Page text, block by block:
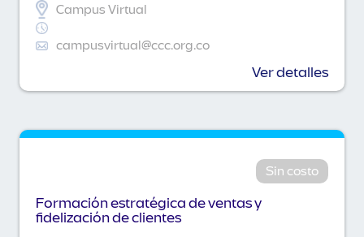
Campus Virtual
campusvirtual@ccc.org.co
Ver detalles
Sin costo
Formación estratégica de ventas y
fidelización de clientes